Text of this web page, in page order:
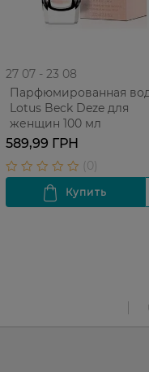
27 07 - 23 08
Парфюмированная
Lotus Beck Deze для
женщин 100 мл
589,99 ГРН